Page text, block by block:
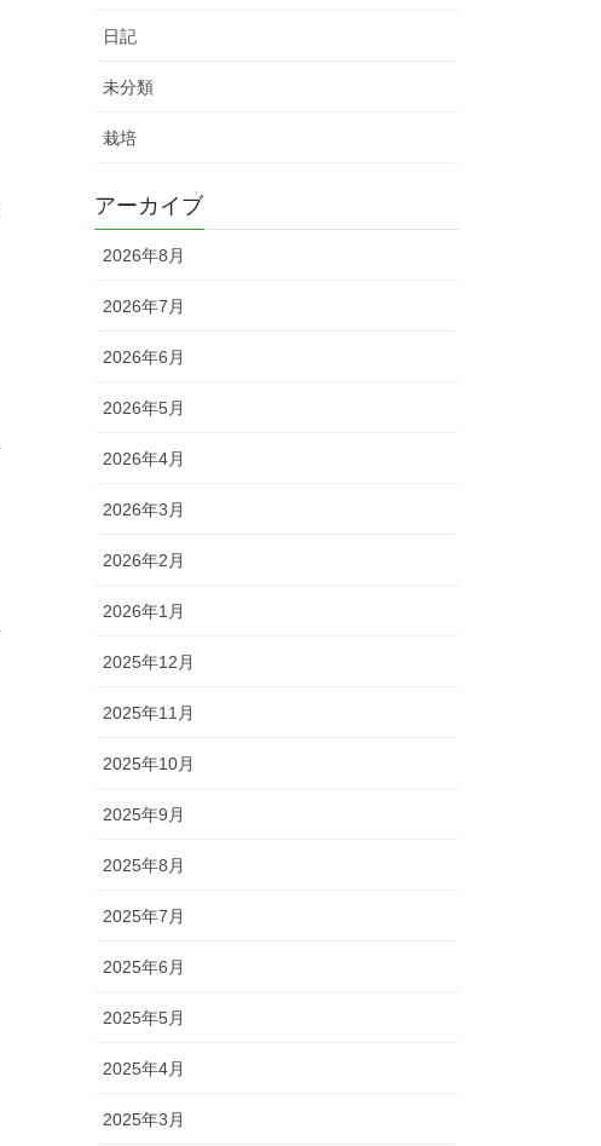
日記
未分類
栽培
アーカイブ
2026年8月
2026年7月
2026年6月
2026年5月
2026年4月
2026年3月
2026年2月
2026年1月
2025年12月
2025年11月
2025年10月
2025年9月
2025年8月
2025年7月
2025年6月
2025年5月
2025年4月
2025年3月